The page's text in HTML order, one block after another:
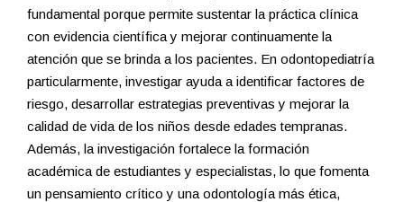
fundamental porque permite sustentar la práctica clínica
con evidencia científica y mejorar continuamente la
atención que se brinda a los pacientes. En odontopediatría
particularmente, investigar ayuda a identificar factores de
riesgo, desarrollar estrategias preventivas y mejorar la
calidad de vida de los niños desde edades tempranas.
Además, la investigación fortalece la formación
académica de estudiantes y especialistas, lo que fomenta
un pensamiento crítico y una odontología más ética,